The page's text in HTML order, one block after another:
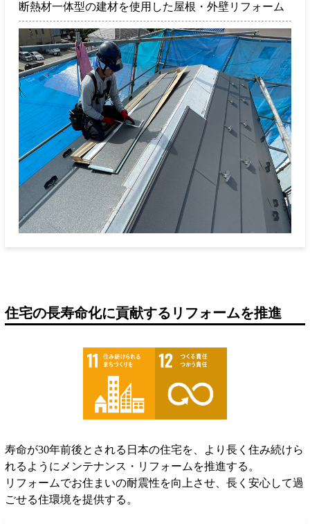
断熱材一体型の建材を使用した屋根・外壁リフォーム
住宅の長寿命化に貢献するリフォームを推進
寿命が30年前後とされる日本の住宅を、より長く住み続けら
れるようにメンテナンス・リフォームを推進する。
リフォームでお住まいの耐震性を向上させ、長く安心して過
ごせる住環境を提供する。